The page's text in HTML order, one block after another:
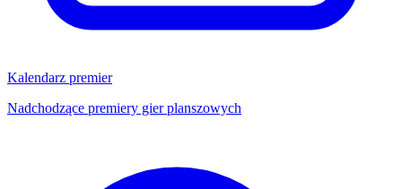
Kalendarz premier
Nadchodzące premiery gier planszowych